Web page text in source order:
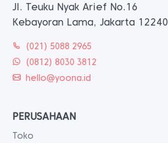
Jl. Teuku Nyak Arief No.16
Kebayoran Lama, Jakarta 12240
(021) 5088 2965
(0812) 8030 3812
hello@yoona.id
PERUSAHAAN
Toko